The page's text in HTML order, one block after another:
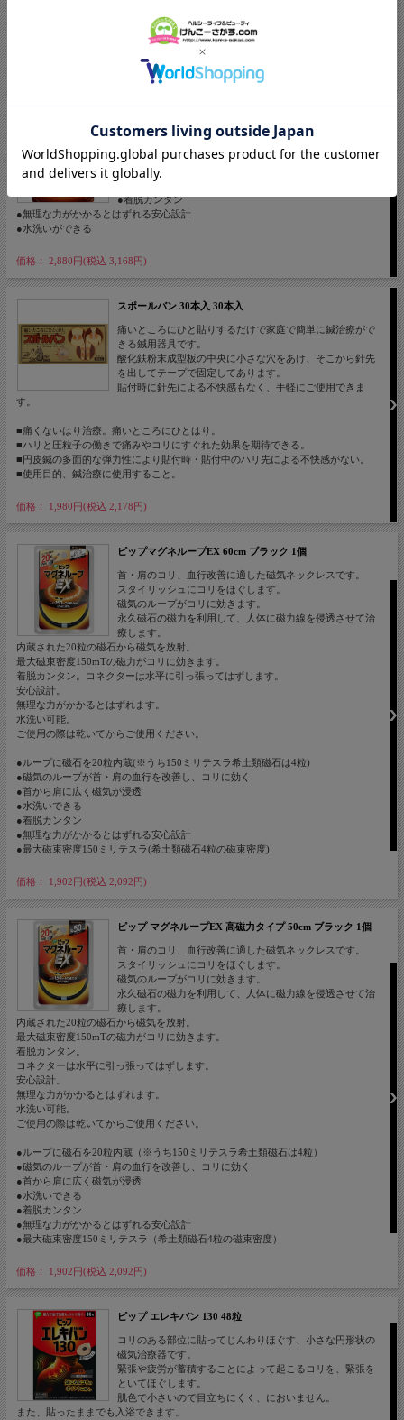
●無理な力がかかるとはずれる安心設計
●磁気のループが首・肩の血行を改善し、コリに効く
●最大磁束密度200ミリテスラの磁石を6粒内蔵
●ループ全体から最大磁束密度55ミリテスラの磁気を放射
●着脱カンタン
●無理な力がかかるとはずれる安心設計
●水洗いができる
価格： 2,880円(税込 3,168円)
スポールバン 30本入 30本入
痛いところにひと貼りするだけで家庭で簡単に鍼治療がで
きる鍼用器具です。
酸化鉄粉末成型板の中央に小さな穴をあけ、そこから針先
を出してテープで固定してあります。
貼付時に針先による不快感もなく、手軽にご使用できま
す。
■痛くないはり治療。痛いところにひとはり。
■ハリと圧粒子の働きで痛みやコリにすぐれた効果を期待できる。
■円皮鍼の多面的な弾力性により貼付時・貼付中のハリ先による不快感がない。
■使用目的、鍼治療に使用すること。
価格： 1,980円(税込 2,178円)
ピップマグネループEX 60cm ブラック 1個
首・肩のコリ、血行改善に適した磁気ネックレスです。
スタイリッシュにコリをほぐします。
磁気のループがコリに効きます。
永久磁石の磁力を利用して、人体に磁力線を侵透させて治
療します。
内蔵された20粒の磁石から磁気を放射。
最大磁束密度150mTの磁力がコリに効きます。
着脱カンタン。コネクターは水平に引っ張ってはずします。
安心設計。
無理な力がかかるとはずれます。
水洗い可能。
ご使用の際は乾いてからご使用ください。
●ループに磁石を20粒内蔵(※うち150ミリテスラ希土類磁石は4粒)
●磁気のループが首・肩の血行を改善し、コリに効く
●首から肩に広く磁気が浸透
●水洗いできる
●着脱カンタン
●無理な力がかかるとはずれる安心設計
●最大磁束密度150ミリテスラ(希土類磁石4粒の磁束密度)
価格： 1,902円(税込 2,092円)
ピップ マグネループEX 高磁力タイプ 50cm ブラック 1個
首・肩のコリ、血行改善に適した磁気ネックレスです。
スタイリッシュにコリをほぐします。
磁気のループがコリに効きます。
永久磁石の磁力を利用して、人体に磁力線を侵透させて治
療します。
内蔵された20粒の磁石から磁気を放射。
最大磁束密度150mTの磁力がコリに効きます。
着脱カンタン。
コネクターは水平に引っ張ってはずします。
安心設計。
無理な力がかかるとはずれます。
水洗い可能。
ご使用の際は乾いてからご使用ください。
●ループに磁石を20粒内蔵（※うち150ミリテスラ希土類磁石は4粒）
●磁気のループが首・肩の血行を改善し、コリに効く
●首から肩に広く磁気が浸透
●水洗いできる
●着脱カンタン
●無理な力がかかるとはずれる安心設計
●最大磁束密度150ミリテスラ（希土類磁石4粒の磁束密度）
価格： 1,902円(税込 2,092円)
ピップ エレキバン 130 48粒
コリのある部位に貼ってじんわりほぐす、小さな円形状の
磁気治療器です。
緊張や疲労が蓄積することによって起こるコリを、緊張を
といてほぐします。
肌色で小さいので目立ちにくく、においません。
また、貼ったままでも入浴できます。